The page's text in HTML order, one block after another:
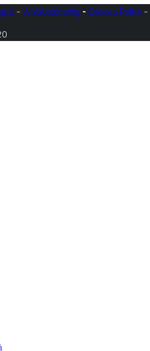
-Whistleblowing-Cookies Policy -